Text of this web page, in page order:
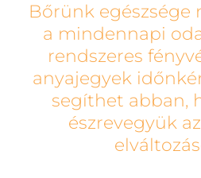
Bőrünk
a mindennapi
rendszeres
anyajegyek
segíthet abban,
észrevegyük